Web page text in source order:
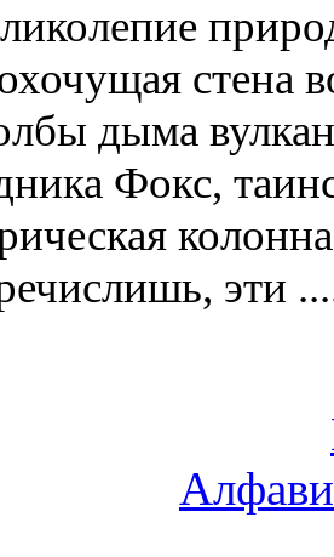
стена
дыма
Фокс,
эти